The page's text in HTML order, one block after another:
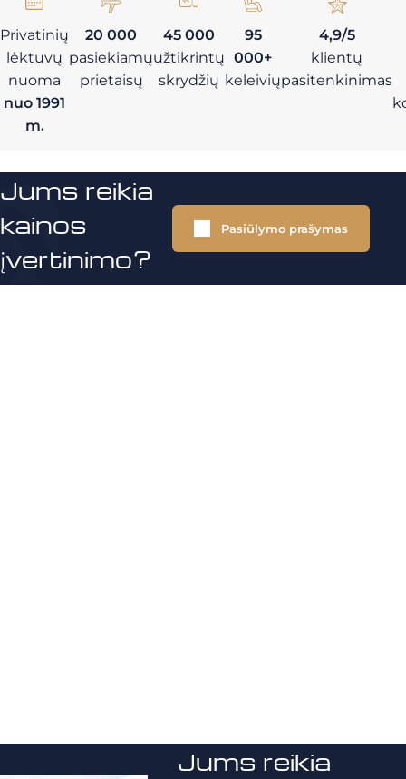
Privatinių
lėktuvų
nuoma
nuo 1991
m.
20 000
pasiekiamų
prietaisų
45 000
užtikrintų
skrydžių
95
000+
keleivių
4,9/5
klientų
pasitenkinimas
Jums reikia
kainos
įvertinimo?
Pasiūlymo prašymas
Jums reikia